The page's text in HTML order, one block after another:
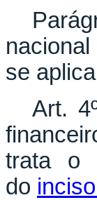
se
Art.
trata o
do